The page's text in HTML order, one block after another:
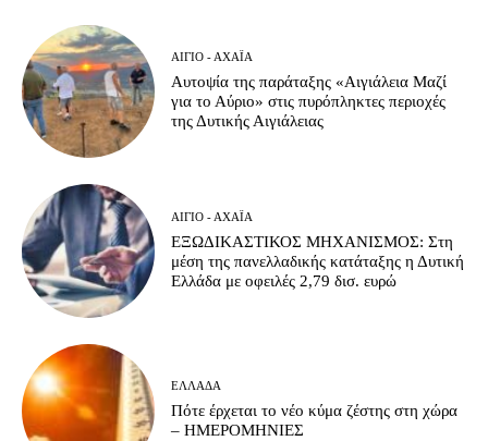
ΑΊΓΙΟ - ΑΧΑΪ́Α
Αυτοψία της παράταξης «Αιγιάλεια Μαζί
για το Αύριο» στις πυρόπληκτες περιοχές
της Δυτικής Αιγιάλειας
ΑΊΓΙΟ - ΑΧΑΪ́Α
ΕΞΩΔΙΚΑΣΤΙΚΟΣ ΜΗΧΑΝΙΣΜΟΣ: Στη
μέση της πανελλαδικής κατάταξης η Δυτική
Ελλάδα με οφειλές 2,79 δισ. ευρώ
ΕΛΛΆΔΑ
Πότε έρχεται το νέο κύμα ζέστης στη χώρα
– ΗΜΕΡΟΜΗΝΙΕΣ